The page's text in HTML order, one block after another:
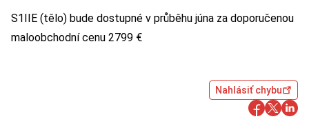
S1IIE (tělo) bude dostupné v průběhu júna za doporučenou
maloobchodní cenu 2799 €
Nahlásiť chybu